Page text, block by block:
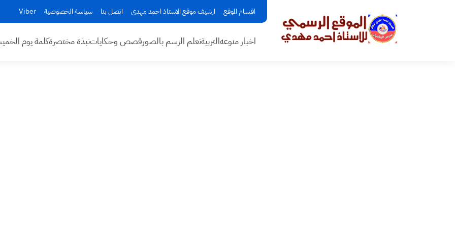
اقسام الموقع ارشيف موقع الاستاذ احمد مهدي اتصل بنا سياسة الخصوصية Viber
اخبار منوعهالتربيةتعلم الرسم بالصورقصص وحكاياتنبذة مختصرةكلمة يوم